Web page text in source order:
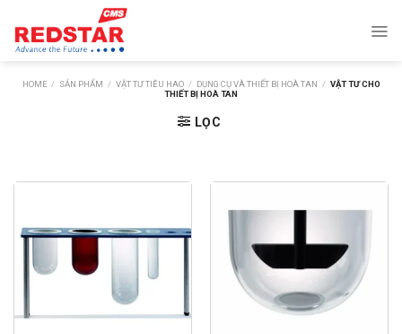
content
HOME / SẢN PHẨM / VẬT TƯ TIÊU HAO / DỤNG CỤ VÀ THIẾT BỊ HOÀ TAN / VẬT TƯ CHO
THIẾT BỊ HOÀ TAN
LỌC